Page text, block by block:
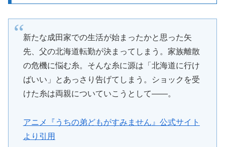
新たな成田家での生活が始まったかと思った矢
先、父の北海道転勤が決まってしまう。家族離散
の危機に悩む糸。そんな糸に源は「北海道に行け
ばいい」とあっさり告げてしまう。ショックを受
けた糸は両親についていこうとして――。
アニメ『うちの弟どもがすみません』公式サイト
より引用